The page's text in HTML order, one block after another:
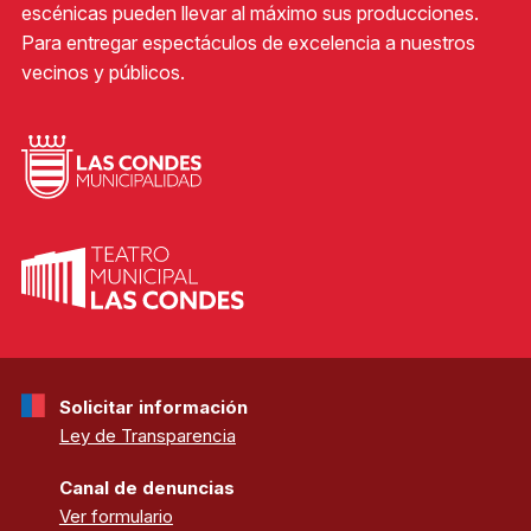
escénicas pueden llevar al máximo sus producciones.
Para entregar espectáculos de excelencia a nuestros
vecinos y públicos.
Solicitar información
Ley de Transparencia
Canal de denuncias
Ver formulario